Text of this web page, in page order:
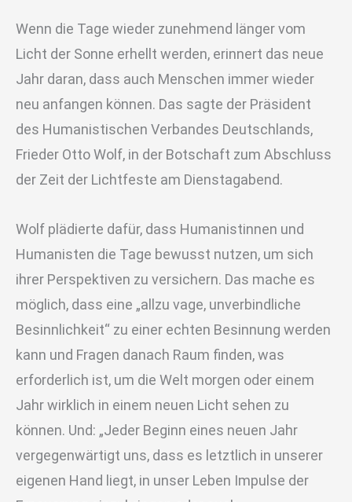
Wenn die Tage wieder zunehmend länger vom
Licht der Sonne erhellt werden, erinnert das neue
Jahr daran, dass auch Menschen immer wieder
neu anfangen können. Das sagte der Präsident
des Humanistischen Verbandes Deutschlands,
Frieder Otto Wolf, in der Botschaft zum Abschluss
der Zeit der Lichtfeste am Dienstagabend.
Wolf plädierte dafür, dass Humanistinnen und
Humanisten die Tage bewusst nutzen, um sich
ihrer Perspektiven zu versichern. Das mache es
möglich, dass eine „allzu vage, unverbindliche
Besinnlichkeit“ zu einer echten Besinnung werden
kann und Fragen danach Raum finden, was
erforderlich ist, um die Welt morgen oder einem
Jahr wirklich in einem neuen Licht sehen zu
können. Und: „Jeder Beginn eines neuen Jahr
vergegenwärtigt uns, dass es letztlich in unserer
eigenen Hand liegt, in unser Leben Impulse der